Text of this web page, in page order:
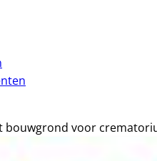
bouwgrond voor